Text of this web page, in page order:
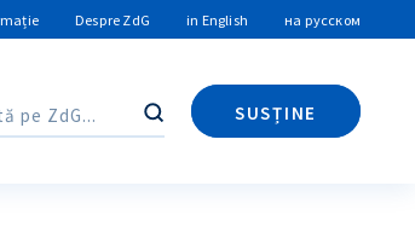
Despre ZdG in English на русском
Caută
SUSȚINE
Caută